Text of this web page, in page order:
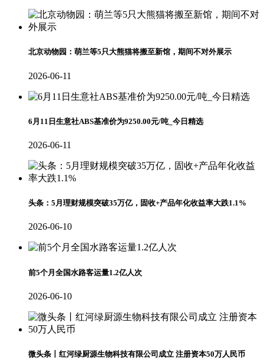
北京动物园：萌兰等5只大熊猫将搬至新馆，期间不对外展示
2026-06-11
6月11日生意社ABS基准价为9250.00元/吨_今日精选
2026-06-11
头条：5月理财规模突破35万亿，固收+产品年化收益率大跌1.1%
2026-06-10
前5个月全国水路客运量1.2亿人次
2026-06-10
微头条丨红河绿厨源生物科技有限公司成立 注册资本50万人民币